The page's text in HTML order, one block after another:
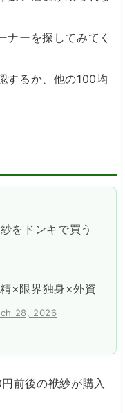
ナーを探してみてく
するか、他の100均
をドンキで買う
×限界独身×外資
28, 2026
前後の袱紗が購入